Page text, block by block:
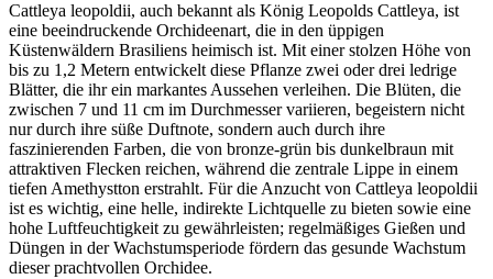
Cattleya leopoldii, auch bekannt als König Leopolds Cattleya, ist
eine beeindruckende Orchideenart, die in den üppigen
Küstenwäldern Brasiliens heimisch ist. Mit einer stolzen Höhe von
bis zu 1,2 Metern entwickelt diese Pflanze zwei oder drei ledrige
Blätter, die ihr ein markantes Aussehen verleihen. Die Blüten, die
zwischen 7 und 11 cm im Durchmesser variieren, begeistern nicht
nur durch ihre süße Duftnote, sondern auch durch ihre
faszinierenden Farben, die von bronze-grün bis dunkelbraun mit
attraktiven Flecken reichen, während die zentrale Lippe in einem
tiefen Amethystton erstrahlt. Für die Anzucht von Cattleya leopoldii
ist es wichtig, eine helle, indirekte Lichtquelle zu bieten sowie eine
hohe Luftfeuchtigkeit zu gewährleisten; regelmäßiges Gießen und
Düngen in der Wachstumsperiode fördern das gesunde Wachstum
dieser prachtvollen Orchidee.